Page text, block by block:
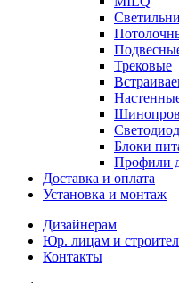
Трековые
Блоки
Профили
Доставка и оплата
Установка и монтаж
Дизайнерам
Юр. лицам и
Контакты